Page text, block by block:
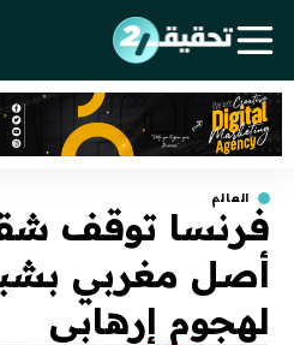
العالم
فرنسا توقف
أصل مغربي
لهجوم إرهابي